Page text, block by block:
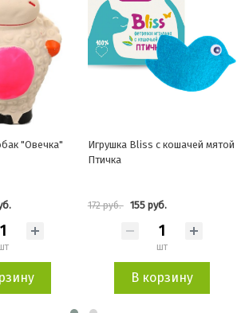
мятой
Игрушка для собак "Веревка, 2
узла", 200мм
200 руб. 180 руб.
шт
В корзину